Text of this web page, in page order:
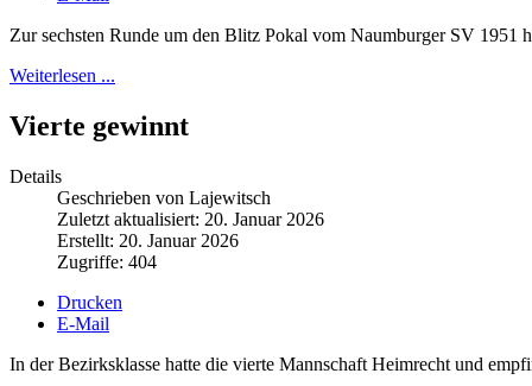
Zur sechsten Runde um den Blitz Pokal vom Naumburger SV 1951
Weiterlesen ...
Vierte gewinnt
Details
Geschrieben von Lajewitsch
Zuletzt aktualisiert: 20. Januar 2026
Erstellt: 20. Januar 2026
Zugriffe: 404
Drucken
E-Mail
In der Bezirksklasse hatte die vierte Mannschaft Heimrecht und